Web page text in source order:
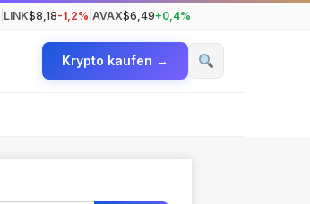
LINK$8,18-1,2% AVAX$6,49+0,4%
Krypto kaufen →